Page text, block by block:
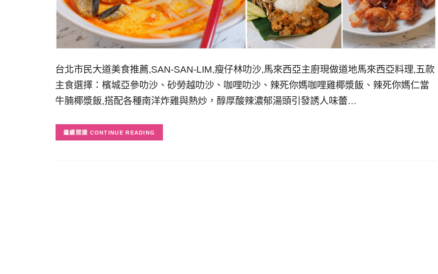
台北市民大道美食推薦,SAN-SAN-LIM,瘦仔林叻沙,馬來西亞主廚現做道地馬來西亞料理,五款
主食選擇：檳城亞參叻沙、砂勞越叻沙、咖哩叻沙、辣死你媽咖哩雞椰漿飯、辣死你媽仁當
牛腩椰漿飯,搭配各種南洋炸雞與熱炒，醇厚酸辣濃郁湯頭引發誘人味蕾…
CONTINUE READING